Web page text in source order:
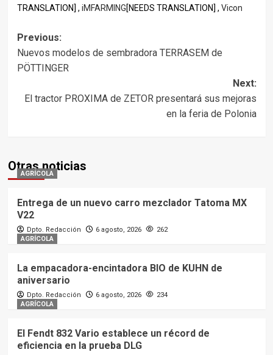
TRANSLATION] , iMFARMING[NEEDS TRANSLATION] , Vicon
Post
navigation
Previous:
Nuevos modelos de sembradora TERRASEM de
PÖTTINGER
Next:
El tractor PROXIMA de ZETOR presentará sus mejoras
en la feria de Polonia
Otras noticias
AGRÍCOLA
Entrega de un nuevo carro mezclador Tatoma MX
V22
Dpto. Redacción 6 agosto, 2026
262
AGRÍCOLA
La empacadora-encintadora BIO de KUHN de
aniversario
Dpto. Redacción 6 agosto, 2026
234
AGRÍCOLA
El Fendt 832 Vario establece un récord de
eficiencia en la prueba DLG